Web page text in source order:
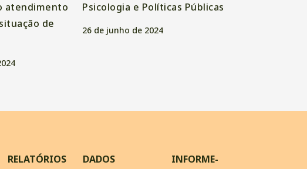
atendimento
de
Psicologia e Políticas Públicas
26 de junho de 2024
RELATÓRIOS DADOS
INFORME-